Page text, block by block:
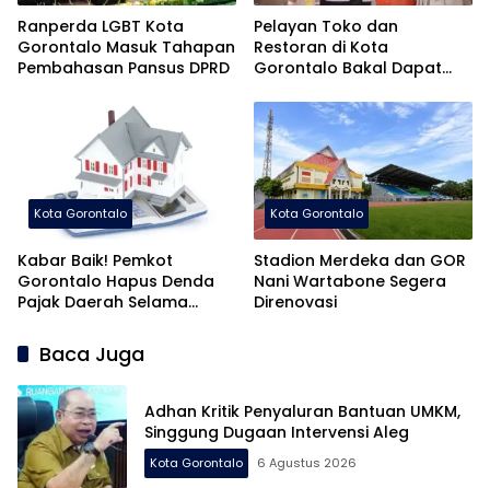
Ranperda LGBT Kota
Gorontalo Masuk Tahapan
Pembahasan Pansus DPRD
Pelayan Toko dan
Restoran di Kota
Gorontalo Bakal Dapat
Kota Gorontalo
Kabar Baik! Pemkot
Gorontalo Hapus Denda
Pajak Daerah Selama
Kota Gorontalo
Stadion Merdeka dan GOR
Nani Wartabone Segera
Direnovasi
Baca Juga
Adhan Kritik Penyaluran Bantuan UMKM,
Singgung Dugaan Intervensi Aleg
Kota Gorontalo 6 Agustus 2026